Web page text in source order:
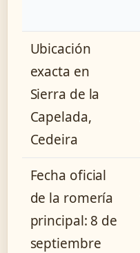
Ubicación
exacta en
Sierra de la
Capelada,
Cedeira
Fecha oficial
de la romería
principal: 8 de
septiembre